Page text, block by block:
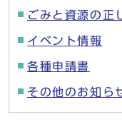
ごみと資源の正
イベント情報
各種申請書
その他のお知ら